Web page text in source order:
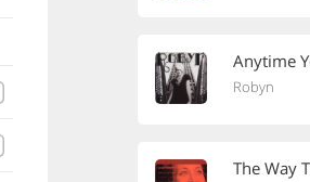
Anytime
Robyn
The Way